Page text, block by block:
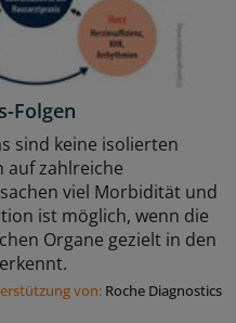
Folgen
sind keine isolierten
auf zahlreiche
viel Morbidität und
ist möglich, wenn die
Organe gezielt in den
von: Roche Diagnostics